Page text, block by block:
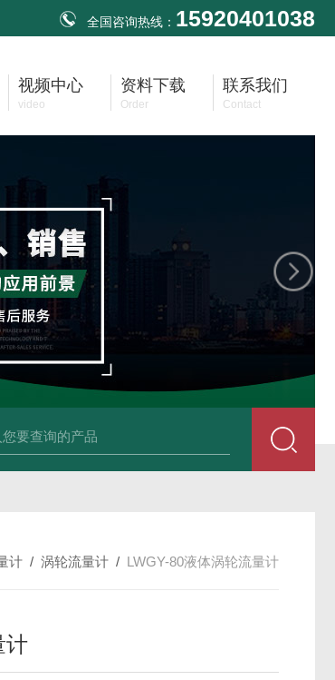
全国咨询热线： 15920401038
视频中心
video
资料下载
Order
联系我们
Contact
积算仪DIF-XSR32FC-
计 / 涡轮流量计 / LWGY-80液体涡轮流量计
计